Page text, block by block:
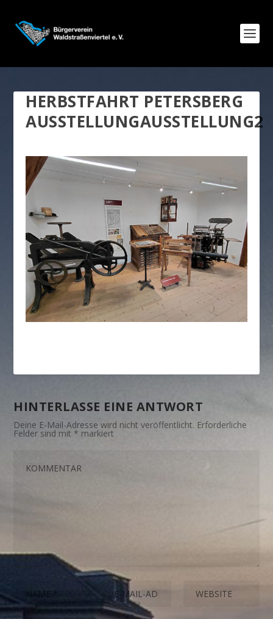
HERBSTFAHRT PETERSBERG
AUSSTELLUNGAUSSTELLUNG2
HINTERLASSE EINE ANTWORT
Deine E-Mail-Adresse wird nicht veröffentlicht. Erforderliche
Felder sind mit * markiert